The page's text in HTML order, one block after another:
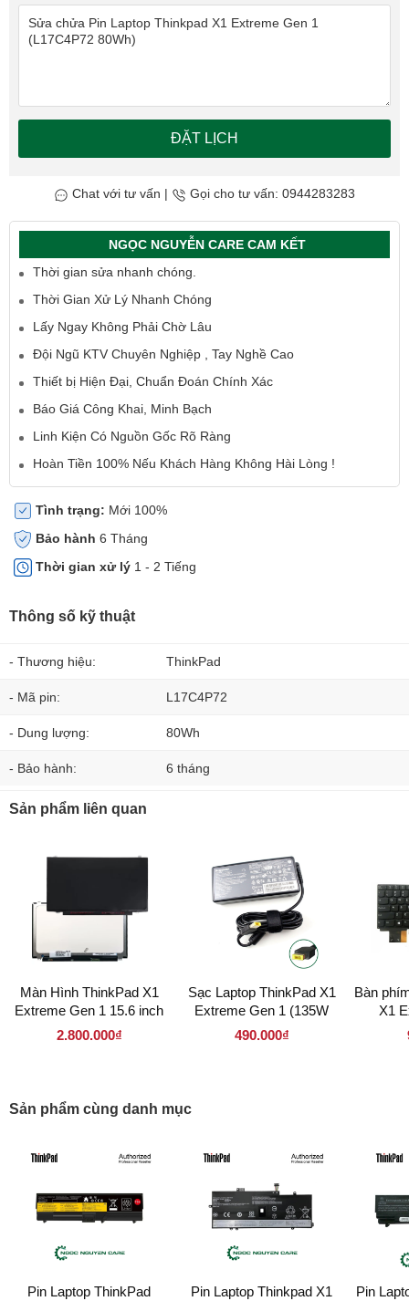
ĐẶT LỊCH
Chat với tư vấn | Gọi cho tư vấn: 0944283283
NGỌC NGUYỄN CARE CAM KẾT
Thời gian sửa nhanh chóng.
Thời Gian Xử Lý Nhanh Chóng
Lấy Ngay Không Phải Chờ Lâu
Đội Ngũ KTV Chuyên Nghiệp , Tay Nghề Cao
Thiết bị Hiện Đại, Chuẩn Đoán Chính Xác
Báo Giá Công Khai, Minh Bạch
Linh Kiện Có Nguồn Gốc Rõ Ràng
Hoàn Tiền 100% Nếu Khách Hàng Không Hài Lòng !
Tình trạng: Mới 100%
Bảo hành 6 Tháng
Thời gian xử lý 1 - 2 Tiếng
Thông số kỹ thuật
- Thương hiệu: ThinkPad
- Mã pin: L17C4P72
- Dung lượng: 80Wh
- Bảo hành: 6 tháng
Sản phẩm liên quan
Màn Hình ThinkPad X1
Extreme Gen 1 15.6 inch
LED Mỏng 40 pin (
2.800.000₫
Sạc Laptop ThinkPad X1
Extreme Gen 1 (135W
chân vuông)
490.000₫
Bàn
X1
Sản phẩm cùng danh mục
Pin Laptop ThinkPad Pin Laptop Thinkpad X1 Pin